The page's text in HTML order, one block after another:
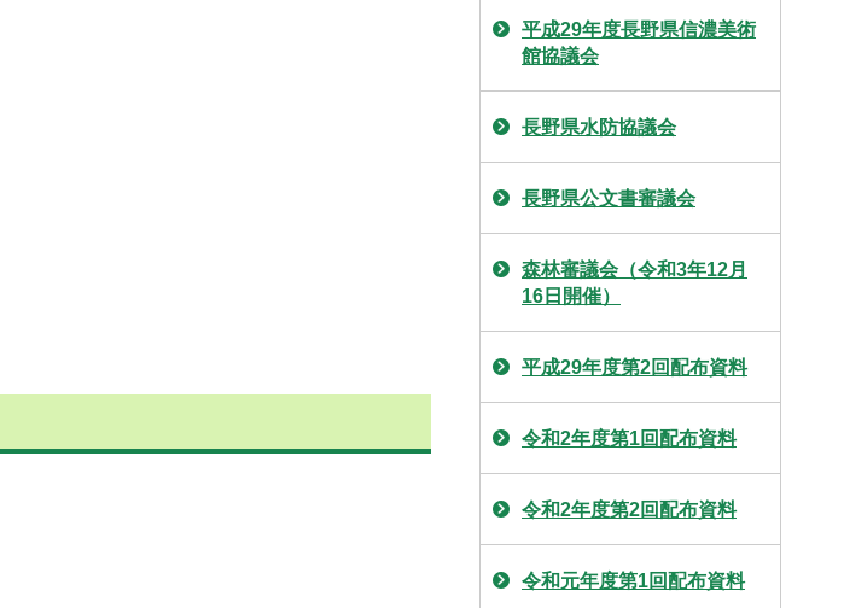
平成29年度長野県信濃美術
館協議会
長野県水防協議会
長野県公文書審議会
森林審議会（令和3年12月
16日開催）
平成29年度第2回配布資料
令和2年度第1回配布資料
令和2年度第2回配布資料
令和元年度第1回配布資料